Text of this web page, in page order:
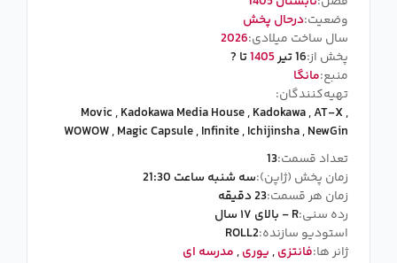
وضعیت:درحال پخش
سال ساخت میلادی:2026
پخش از:16 تیر 1405تا ?
منبع:مانگا
تهیه‌کنندگان:
Movic,Kadokawa Media House,Kadokawa,AT-X,
WOWOW,Magic Capsule,Infinite,Ichijinsha,NewGin
تعداد قسمت:13
زمان پخش (ژاپن):سه شنبه ساعت 21:30
زمان هر قسمت:23 دقیقه
رده سنی:R - بالای ۱۷ سال
استودیو سازنده:ROLL2
ژانر ها:فانتزی,یوری,مدرسه ای